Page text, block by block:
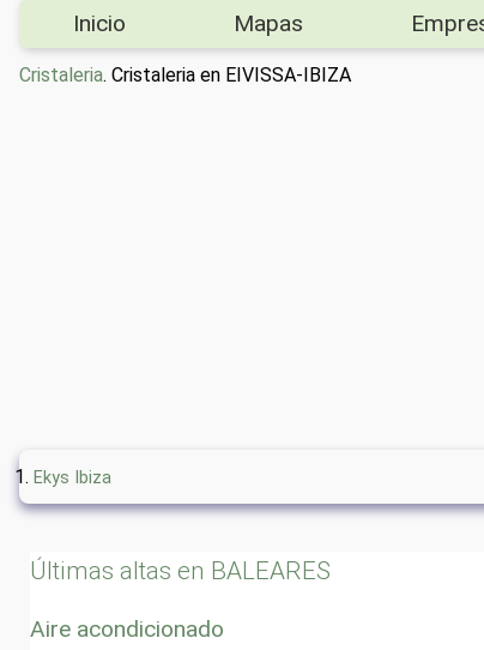
Inicio Mapas
Cristaleria. Cristaleria en EIVISSA-IBIZA
Ekys Ibiza
Últimas altas en BALEARES
Aire acondicionado